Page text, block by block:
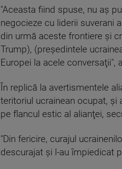
"Aceasta fiind spuse, nu aş
negocieze cu liderii suverani
din urmă aceste frontiere şi
Trump), (preşedintele
Europei la acele conversaţii",
În replică la avertismentele
teritoriul ucrainean ocupat, şi
pe flancul estic al alianţei,
"Din fericire, curajul
descurajat şi l-au împiedicat